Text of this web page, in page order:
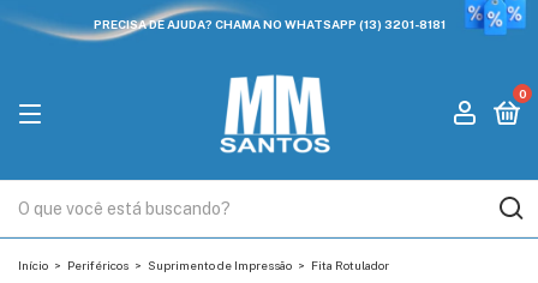
PRECISA DE AJUDA? CHAMA NO WHATSAPP (13) 3201-8181
0
Início > Periféricos > Suprimento de Impressão > Fita Rotulador